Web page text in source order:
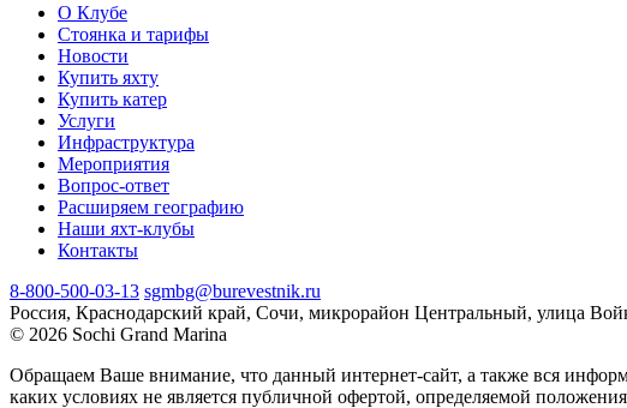
О Клубе
Стоянка и тарифы
Новости
Купить яхту
Купить катер
Услуги
Инфраструктура
Мероприятия
Вопрос-ответ
Расширяем географию
Наши яхт-клубы
Контакты
8-800-500-03-13 sgmbg@burevestnik.ru
Россия, Краснодарский край, Сочи, микрорайон Центральный, улица
© 2026 Sochi Grand Marina
Обращаем Ваше внимание, что данный интернет-сайт, а также вся
каких условиях не является публичной офертой, определяемой